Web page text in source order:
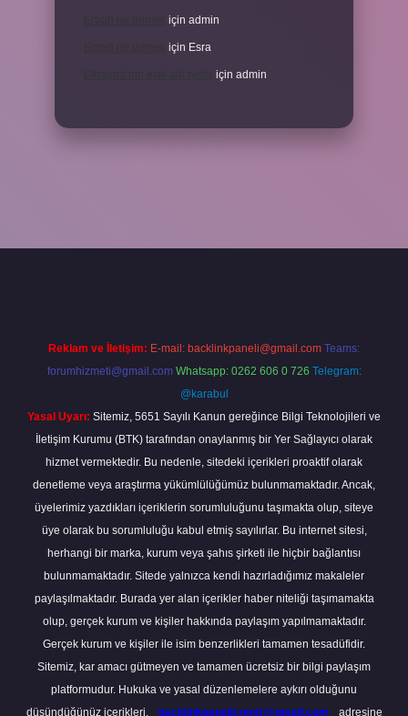
için admin
için Esra
için admin
Reklam ve İletişim: E-mail: backlinkpaneli@gmail.com Teams:
forumhizmeti@gmail.com Whatsapp: 0262 606 0 726 Telegram:
@karabul
Yasal Uyarı: Sitemiz, 5651 Sayılı Kanun gereğince Bilgi Teknolojileri ve
İletişim Kurumu (BTK) tarafından onaylanmış bir Yer Sağlayıcı olarak
hizmet vermektedir. Bu nedenle, sitedeki içerikleri proaktif olarak
denetleme veya araştırma yükümlülüğümüz bulunmamaktadır. Ancak,
üyelerimiz yazdıkları içeriklerin sorumluluğunu taşımakta olup, siteye
üye olarak bu sorumluluğu kabul etmiş sayılırlar. Bu internet sitesi,
herhangi bir marka, kurum veya şahıs şirketi ile hiçbir bağlantısı
bulunmamaktadır. Sitede yalnızca kendi hazırladığımız makaleler
paylaşılmaktadır. Burada yer alan içerikler haber niteliği taşımamakta
olup, gerçek kurum ve kişiler hakkında paylaşım yapılmamaktadır.
Gerçek kurum ve kişiler ile isim benzerlikleri tamamen tesadüfidir.
Sitemiz, kar amacı gütmeyen ve tamamen ücretsiz bir bilgi paylaşım
platformudur. Hukuka ve yasal düzenlemelere aykırı olduğunu
düşündüğünüz içerikleri,
backlinkpanelicomtr@gmail.com adresine